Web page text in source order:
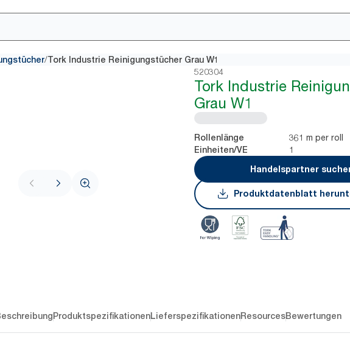
/Tork Industrie Reinigungstücher Grau W1
520304
Tork Industrie
Grau W1
Rollenlänge 361 m per roll
Einheiten/VE
1
Handelspartner
Produktdatenblatt
ProduktspezifikationenLieferspezifikationenResourcesBewertungen